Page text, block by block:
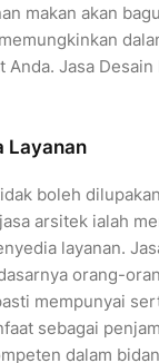
makan akan
Anda. Jasa
Layanan
boleh
arsitek ialah
layanan.
orang-
mempunyai
sebagai
dalam